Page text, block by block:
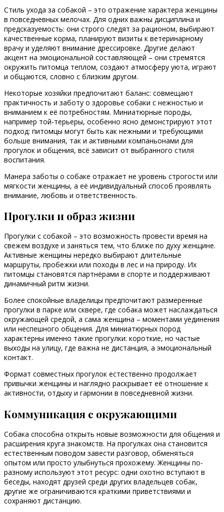
Стиль ухода за собакой – это отражение характера женщины
в повседневных мелочах. Для одних важны дисциплина и
предсказуемость: они строго следят за рационом, выбирают
качественные корма, планируют визиты к ветеринарному
врачу и уделяют внимание дрессировке. Другие делают
акцент на эмоциональной составляющей – они стремятся
окружить питомца теплом, создают атмосферу уюта, играют
и общаются, словно с близким другом.
Некоторые хозяйки предпочитают баланс: совмещают
практичность и заботу о здоровье собаки с нежностью и
вниманием к её потребностям. Миниатюрные породы,
например той-терьеры, особенно ясно демонстрируют этот
подход: питомцы могут быть как нежными и требующими
больше внимания, так и активными компаньонами для
прогулок и общения, всё зависит от выбранного стиля
воспитания.
Манера заботы о собаке отражает не уровень строгости или
мягкости женщины, а её индивидуальный способ проявлять
внимание, любовь и ответственность.
Прогулки и образ жизни
Прогулки с собакой – это возможность провести время на
свежем воздухе и заняться тем, что ближе по духу женщине.
Активные женщины нередко выбирают длительные
маршруты, пробежки или походы в лес и на природу. Их
питомцы становятся партнёрами в спорте и поддерживают
динамичный ритм жизни.
Более спокойные владелицы предпочитают размеренные
прогулки в парке или сквере, где собака может наслаждаться
окружающей средой, а сама женщина – моментами уединения
или неспешного общения. Для миниатюрных пород
характерны именно такие прогулки: короткие, но частые
выходы на улицу, где важна не дистанция, а эмоциональный
контакт.
Формат совместных прогулок естественно продолжает
привычки женщины и наглядно раскрывает её отношение к
активности, отдыху и гармонии в повседневной жизни.
Коммуникация с окружающими
Собака способна открыть новые возможности для общения и
расширения круга знакомств. На прогулках она становится
естественным поводом завести разговор, обменяться
опытом или просто улыбнуться прохожему. Женщины по-
разному используют этот ресурс: одни охотно вступают в
беседы, находят друзей среди других владельцев собак,
другие же ограничиваются краткими приветствиями и
сохраняют дистанцию.